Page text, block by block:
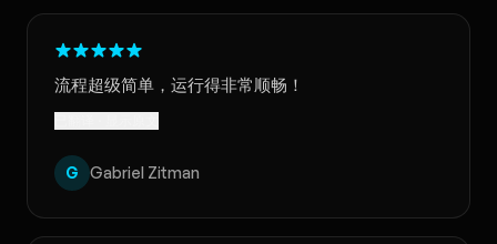
流程超级简单，运行得非常顺畅！
G Gabriel Zitman